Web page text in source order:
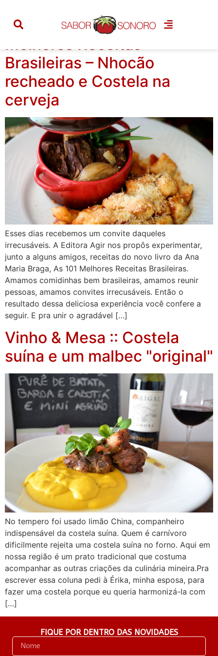
Categoria:costela
Melhores Receitas
Brasileiras – Nhocão
recheado e Costela na
cerveja
Esses dias recebemos um convite daqueles
irrecusáveis. A Editora Agir nos propôs experimentar,
junto a alguns amigos, receitas do novo livro da Ana
Maria Braga, As 101 Melhores Receitas Brasileiras.
Amamos comidinhas bem brasileiras, amamos reunir
pessoas, amamos convites irrecusáveis. Então o
resultado dessa deliciosa experiência você confere a
seguir. E pra unir o agradável […]
Vinho & Mesa :: Costela
suína e um malbec "original"
No tempero foi usado limão China, companheiro
indispensável da costela suína. Quem é carnívoro
dificilmente rejeita uma costela suína no forno. Aqui em
nossa região é um prato tradicional que costuma
acompanhar as outras criações da culinária mineira.Pra
escrever essa coluna pedi à Érika, minha esposa, para
fazer uma costela porque eu queria harmonizá-la com
[…]
FIQUE POR DENTRO DAS NOVIDADES